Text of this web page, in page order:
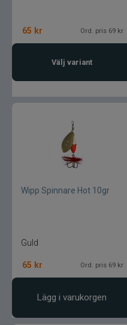
65 kr Ord. pris 69 kr
Välj variant
Wipp Spinnare Hot 10gr
Guld
65 kr Ord. pris 69 kr
Lägg i varukorgen